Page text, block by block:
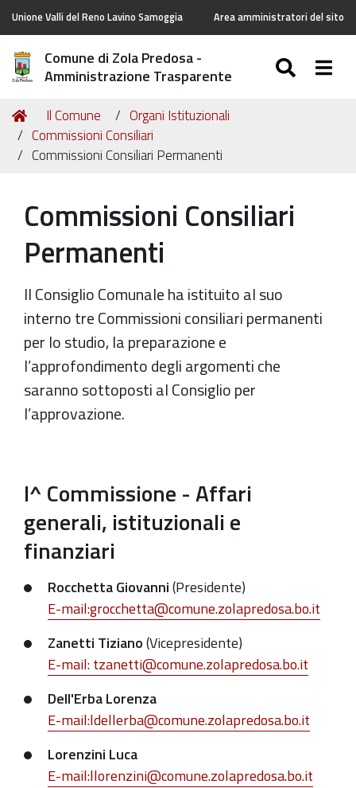
Unione Valli del Reno Lavino Samoggia Area amministratori del sito
Comune di Zola Predosa -
Amministrazione Trasparente
Tu
sei
qui:
Home
Il Comune
Organi Istituzionali
Commissioni Consiliari
Commissioni Consiliari Permanenti
Commissioni Consiliari
Permanenti
Il Consiglio Comunale ha istituito al suo
interno tre Commissioni consiliari permanenti
per lo studio, la preparazione e
l’approfondimento degli argomenti che
saranno sottoposti al Consiglio per
l’approvazione.
I^ Commissione - Affari
generali, istituzionali e
finanziari
Rocchetta Giovanni(Presidente)
E-mail:grocchetta@comune.zolapredosa.bo.it
Zanetti Tiziano(Vicepresidente)
E-mail: tzanetti@comune.zolapredosa.bo.it
Dell'Erba Lorenza
E-mail:ldellerba@comune.zolapredosa.bo.it
Lorenzini Luca
E-mail:llorenzini@comune.zolapredosa.bo.it